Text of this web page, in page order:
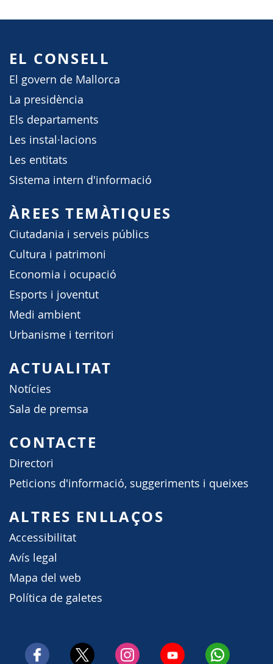
EL CONSELL
El govern de Mallorca
La presidència
Els departaments
Les instal·lacions
Les entitats
Sistema intern d'informació
ÀREES TEMÀTIQUES
Ciutadania i serveis públics
Cultura i patrimoni
Economia i ocupació
Esports i joventut
Medi ambient
Urbanisme i territori
ACTUALITAT
Notícies
Sala de premsa
CONTACTE
Directori
Peticions d'informació, suggeriments i queixes
ALTRES ENLLAÇOS
Accessibilitat
Avís legal
Mapa del web
Política de galetes